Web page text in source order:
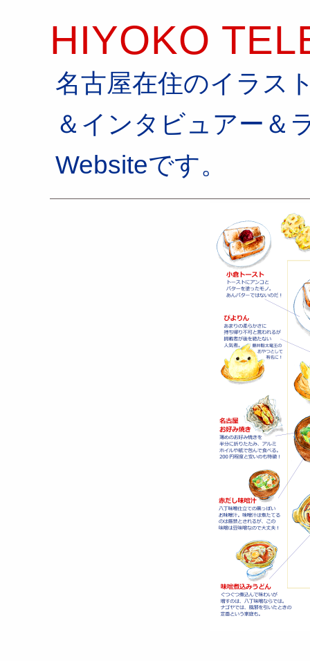
HIYOKO
名古屋在住のイラス
＆インタビュアー＆
Websiteです。